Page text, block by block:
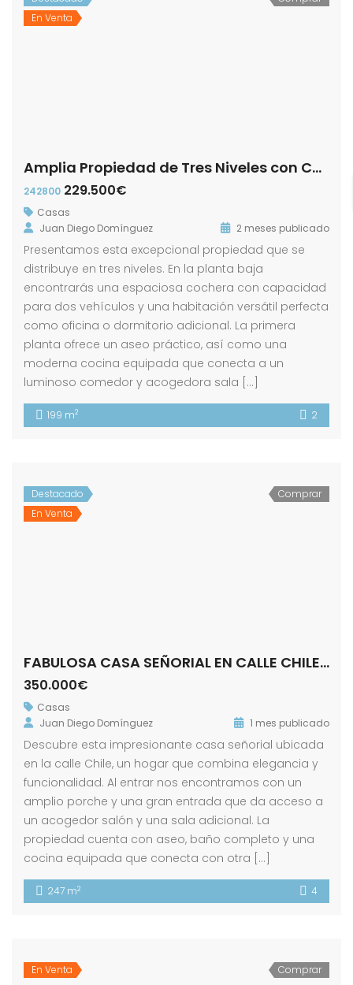
En Venta
Amplia Propiedad de Tres Niveles con Cochera y Patio en calle Luis Daoiz!
242800 229.500€
Casas
Juan Diego Domínguez
2 meses publicado
Presentamos esta excepcional propiedad que se
distribuye en tres niveles. En la planta baja
encontrarás una espaciosa cochera con capacidad
para dos vehículos y una habitación versátil perfecta
como oficina o dormitorio adicional. La primera
planta ofrece un aseo práctico, así como una
moderna cocina equipada que conecta a un
luminoso comedor y acogedora sala […]
199 m2 2
Destacado
En Venta
Comprar
FABULOSA CASA SEÑORIAL EN CALLE CHILE! ZONA ALAMEDA.
350.000€
Casas
Juan Diego Domínguez
1 mes publicado
Descubre esta impresionante casa señorial ubicada
en la calle Chile, un hogar que combina elegancia y
funcionalidad. Al entrar nos encontramos con un
amplio porche y una gran entrada que da acceso a
un acogedor salón y una sala adicional. La
propiedad cuenta con aseo, baño completo y una
cocina equipada que conecta con otra […]
247 m2 4
En Venta Comprar